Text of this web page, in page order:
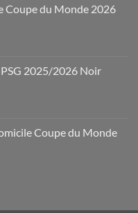
Coupe du Monde 2026
2025/2026 Noir
Coupe du Monde